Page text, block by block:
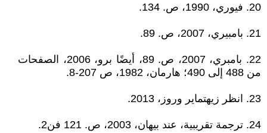
20. فيوري، 1990، ص. 134.
21. بامبيري، 2007، ص. 89.
22. بامبري، 2007، ص. 89، أيضًا برو، 2006، الصفحات
من 488 إلى 490؛ هارمان، 1982، ص 207-8.
23. انظر زيهتماير وروز، 2013.
24. ترجمة تقريبية، عند بيهان، 2003، ص. 121 فن2.